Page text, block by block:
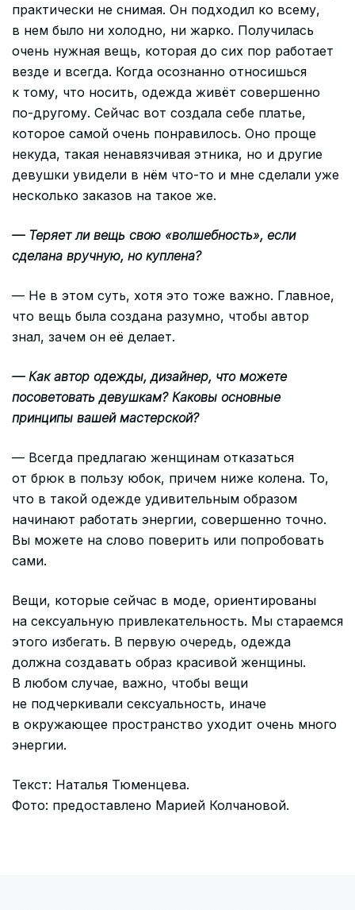
практически не снимая. Он подходил ко всему,
в нем было ни холодно, ни жарко. Получилась
очень нужная вещь, которая до сих пор работает
везде и всегда. Когда осознанно относишься
к тому, что носить, одежда живёт совершенно
по-другому. Сейчас вот создала себе платье,
которое самой очень понравилось. Оно проще
некуда, такая ненавязчивая этника, но и другие
девушки увидели в нём что-то и мне сделали уже
несколько заказов на такое же.
— Теряет ли вещь свою «волшебность», если
сделана вручную, но куплена?
— Не в этом суть, хотя это тоже важно. Главное,
что вещь была создана разумно, чтобы автор
знал, зачем он её делает.
— Как автор одежды, дизайнер, что можете
посоветовать девушкам? Каковы основные
принципы вашей мастерской?
— Всегда предлагаю женщинам отказаться
от брюк в пользу юбок, причем ниже колена. То,
что в такой одежде удивительным образом
начинают работать энергии, совершенно точно.
Вы можете на слово поверить или попробовать
сами.
Вещи, которые сейчас в моде, ориентированы
на сексуальную привлекательность. Мы стараемся
этого избегать. В первую очередь, одежда
должна создавать образ красивой женщины.
В любом случае, важно, чтобы вещи
не подчеркивали сексуальность, иначе
в окружающее пространство уходит очень много
энергии.
Текст: Наталья Тюменцева.
Фото: предоставлено Марией Колчановой.